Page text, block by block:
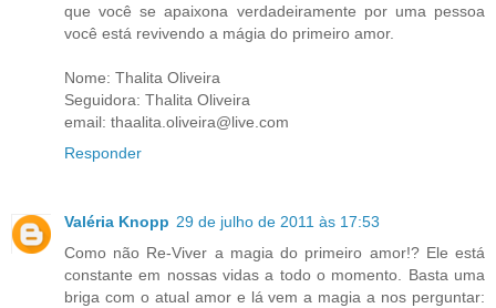
que você se apaixona verdadeiramente por uma pessoa
você está revivendo a mágia do primeiro amor.
Nome: Thalita Oliveira
Seguidora: Thalita Oliveira
email: thaalita.oliveira@live.com
Responder
Valéria Knopp 29 de julho de 2011 às 17:53
Como não Re-Viver a magia do primeiro amor!? Ele está
constante em nossas vidas a todo o momento. Basta uma
briga com o atual amor e lá vem a magia a nos perguntar: